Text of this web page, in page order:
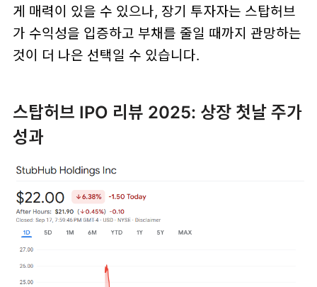
게 매력이 있을 수 있으나, 장기 투자자는 스탑허브
가 수익성을 입증하고 부채를 줄일 때까지 관망하는
것이 더 나은 선택일 수 있습니다.
스탑허브 IPO 리뷰 2025: 상장 첫날 주가
성과